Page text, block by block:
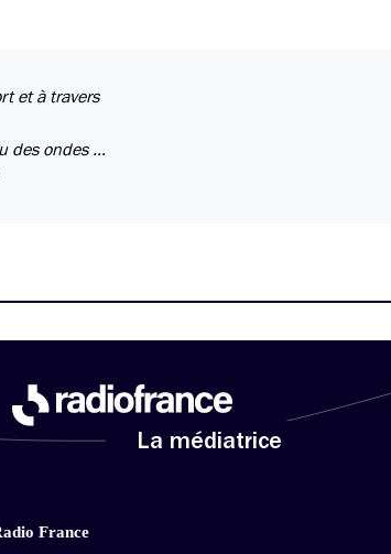
et à travers
des ondes ...
La médiatrice
France